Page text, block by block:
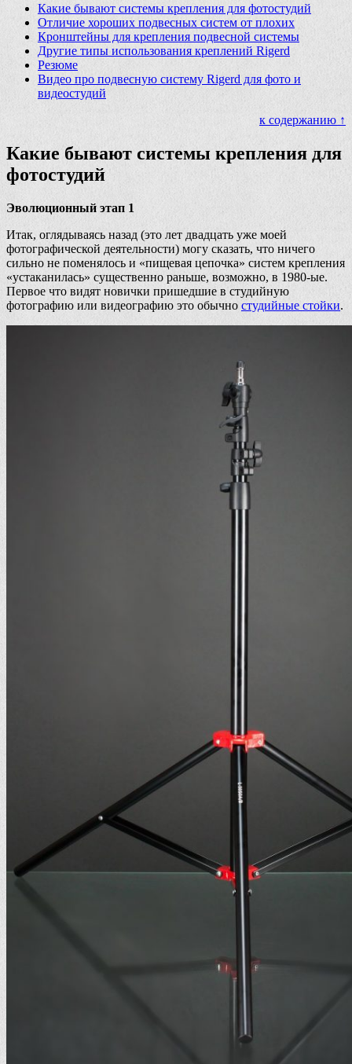
Какие бывают системы крепления для фотостудий
Отличие хороших подвесных систем от плохих
Кронштейны для крепления подвесной системы
Другие типы использования креплений Rigerd
Резюме
Видео про подвесную систему Rigerd для фото и
видеостудий
к содержанию ↑
Какие бывают системы крепления для
фотостудий
Эволюционный этап 1
Итак, оглядываясь назад (это лет двадцать уже моей
фотографической деятельности) могу сказать, что ничего
сильно не поменялось и «пищевая цепочка» систем крепления
«устаканилась» существенно раньше, возможно, в 1980-ые.
Первое что видят новички пришедшие в студийную
фотографию или видеографию это обычно студийные стойки.